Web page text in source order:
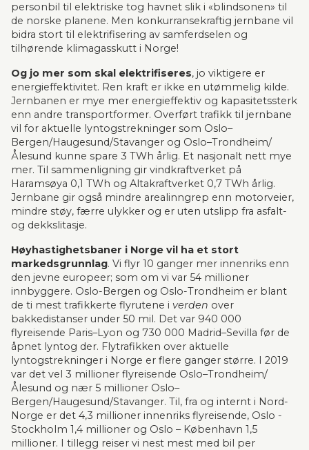
personbil til elektriske tog havnet slik i «blindsonen» til
de norske planene. Men konkurransekraftig jernbane vil
bidra stort til elektrifisering av samferdselen og
tilhørende klimagasskutt i Norge!
Og jo mer som skal elektrifiseres, jo viktigere er
energieffektivitet. Ren kraft er ikke en utømmelig kilde.
Jernbanen er mye mer energieffektiv og kapasitetssterk
enn andre transportformer. Overført trafikk til jernbane
vil for aktuelle lyntogstrekninger som Oslo–
Bergen/Haugesund/Stavanger og Oslo–Trondheim/
Ålesund kunne spare 3 TWh årlig. Et nasjonalt nett mye
mer. Til sammenligning gir vindkraftverket på
Haramsøya 0,1 TWh og Altakraftverket 0,7 TWh årlig.
Jernbane gir også mindre arealinngrep enn motorveier,
mindre støy, færre ulykker og er uten utslipp fra asfalt-
og dekkslitasje.
Høyhastighetsbaner i Norge vil ha et stort
markedsgrunnlag. Vi flyr 10 ganger mer innenriks enn
den jevne europeer; som om vi var 54 millioner
innbyggere. Oslo-Bergen og Oslo-Trondheim er blant
de ti mest trafikkerte flyrutene i verden over
bakkedistanser under 50 mil. Det var 940 000
flyreisende Paris–Lyon og 730 000 Madrid–Sevilla før de
åpnet lyntog der. Flytrafikken over aktuelle
lyntogstrekninger i Norge er flere ganger større. I 2019
var det vel 3 millioner flyreisende Oslo–Trondheim/
Ålesund og nær 5 millioner Oslo–
Bergen/Haugesund/Stavanger. Til, fra og internt i Nord-
Norge er det 4,3 millioner innenriks flyreisende, Oslo -
Stockholm 1,4 millioner og Oslo – København 1,5
millioner. I tillegg reiser vi nest mest med bil per